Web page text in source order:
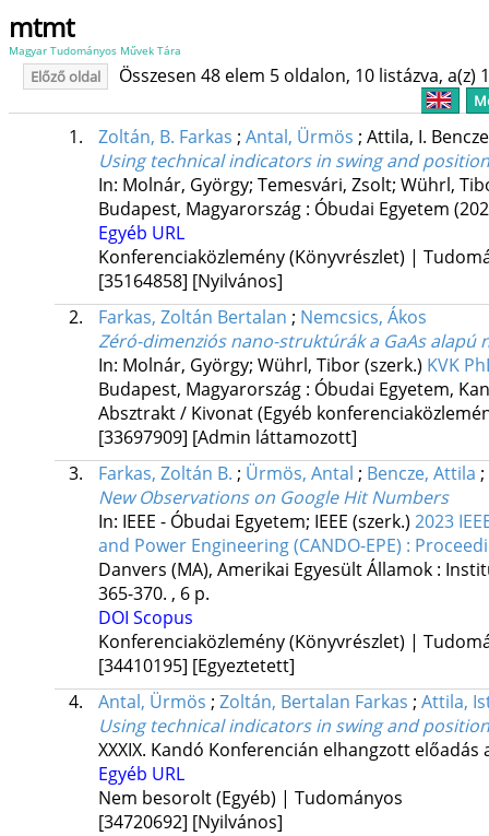
mtmt
Magyar Tudományos Művek Tára
Előző oldal Összesen 48 elem 5 oldalon, 10 listázva, a(z)
1. Zoltán, B. Farkas ; Antal, Ürmös ; Attila, I.
Using technical indicators in swing and
In: Molnár, György; Temesvári, Zsolt; Wührl,
Budapest, Magyarország : Óbudai Egyetem
Egyéb URL
Konferenciaközlemény (Könyvrészlet) |
[35164858] [Nyilvános]
2.
Farkas, Zoltán Bertalan ; Nemcsics, Ákos
Zéró-dimenziós nano-struktúrák a GaAs alapú
In: Molnár, György; Wührl, Tibor (szerk.) KVK
Budapest, Magyarország : Óbudai Egyetem,
Absztrakt / Kivonat (Egyéb
[33697909] [Admin láttamozott]
3.
Farkas, Zoltán B. ; Ürmös, Antal ; Bencze, Attila ;
New Observations on Google Hit Numbers
In: IEEE - Óbudai Egyetem; IEEE (szerk.) 2023
and Power Engineering (CANDO-EPE) :
Danvers (MA), Amerikai Egyesült Államok :
365-370. , 6 p.
DOI Scopus
Konferenciaközlemény (Könyvrészlet) |
[34410195] [Egyeztetett]
4.
Antal, Ürmös ; Zoltán, Bertalan Farkas ; Attila,
Using technical indicators in swing and
XXXIX. Kandó Konferencián elhangzott előadás
Egyéb URL
Nem besorolt (Egyéb) | Tudományos
[34720692] [Nyilvános]